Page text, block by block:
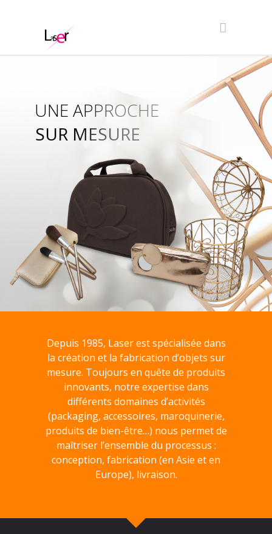
SUR MESURE
UNE APPROCHE
Depuis 1985, Laser est spécialisée dans
la création et la fabrication d’objets sur
mesure. Toujours en quête de produits
innovants, notre expertise dans
différents domaines d’activités
(packaging, accessoires, maroquinerie,
produits de bien-être…) nous permet de
maîtriser l’ensemble du processus :
conception, fabrication (en Asie et en
Europe), livraison.